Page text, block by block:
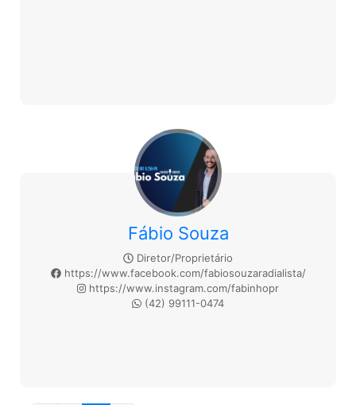
Fábio Souza
Diretor/Proprietário
https://www.facebook.com/fabiosouzaradialista/
https://www.instagram.com/fabinhopr
(42) 99111-0474